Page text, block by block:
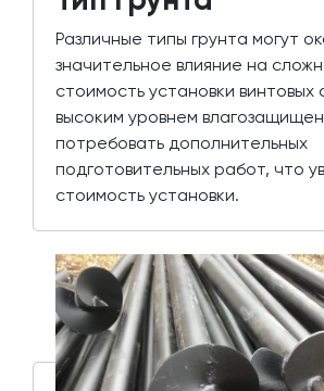
Различные типы грунта могут
значительное влияние на
стоимость установки винтовых
высоким уровнем
потребовать дополнительных
подготовительных работ, что
стоимость установки.